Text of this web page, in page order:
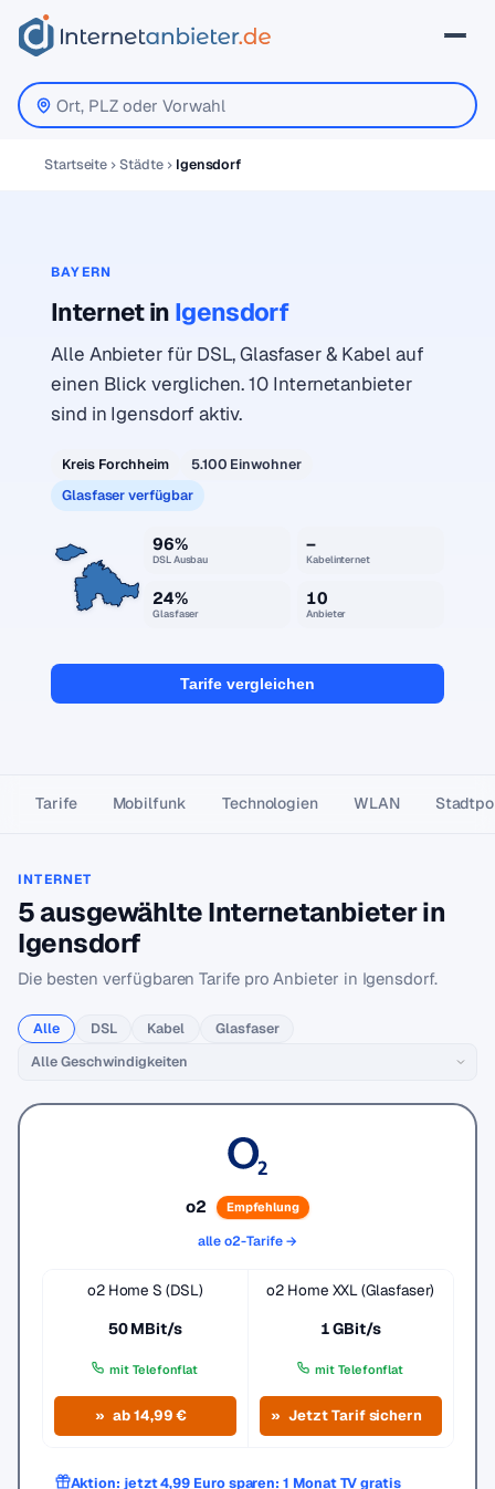
Startseite Städte Igensdorf
BAYERN
Internet in Igensdorf
Alle Anbieter für DSL, Glasfaser & Kabel auf
einen Blick verglichen. 10 Internetanbieter
sind in Igensdorf aktiv.
Kreis Forchheim
5.100 Einwohner
Glasfaser verfügbar
96%
DSL Ausbau
–
Kabelinternet
24%
Glasfaser
10
Anbieter
Tarife vergleichen
Tarife Mobilfunk Technologien WLAN
INTERNET
5 ausgewählte Internetanbieter in
Igensdorf
Die besten verfügbaren Tarife pro Anbieter in Igensdorf.
Alle DSL Kabel Glasfaser
o2 Empfehlung
alle o2-Tarife →
o2 Home S (DSL)
50 MBit/s
mit Telefonflat
ab 14,99 €
o2 Home XXL (Glasfaser)
1 GBit/s
mit Telefonflat
Jetzt Tarif sichern
Aktion: jetzt 4,99 Euro sparen: 1 Monat TV gratis